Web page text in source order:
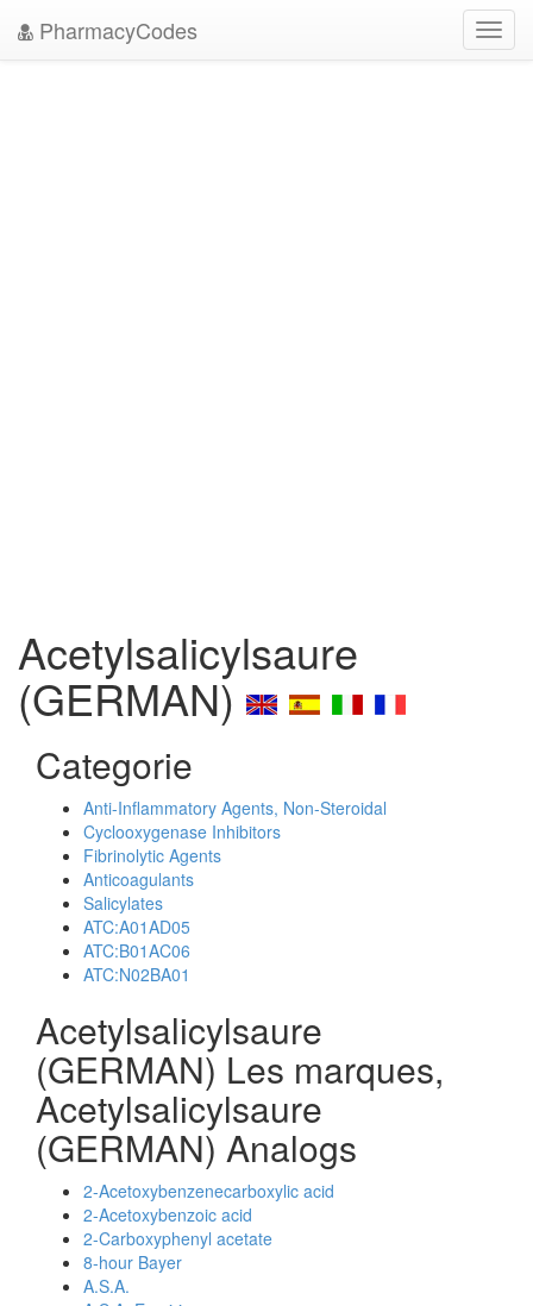
PharmacyCodes
Acetylsalicylsaure
(GERMAN)
Categorie
Anti-Inflammatory Agents, Non-Steroidal
Cyclooxygenase Inhibitors
Fibrinolytic Agents
Anticoagulants
Salicylates
ATC:A01AD05
ATC:B01AC06
ATC:N02BA01
Acetylsalicylsaure
(GERMAN) Les marques,
Acetylsalicylsaure
(GERMAN) Analogs
2-Acetoxybenzenecarboxylic acid
2-Acetoxybenzoic acid
2-Carboxyphenyl acetate
8-hour Bayer
A.S.A.